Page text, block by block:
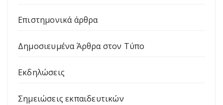
Επιστημονικά άρθρα
Δημοσιευμένα Άρθρα στον Τύπο
Εκδηλώσεις
Σημειώσεις εκπαιδευτικών